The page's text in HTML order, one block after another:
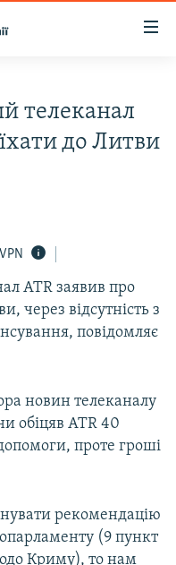
телеканал
до Литви
ATR заявив про
через відсутність з
повідомляє
новин телеканалу
обіцяв ATR 40
проте гроші
рекомендацію
(9 пункт
Криму), то нам